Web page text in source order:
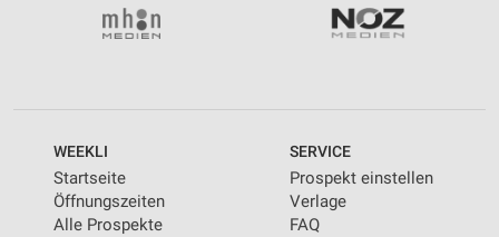
WEEKLI
Startseite
Öffnungszeiten
Alle Prospekte
SERVICE
Prospekt einstellen
Verlage
FAQ